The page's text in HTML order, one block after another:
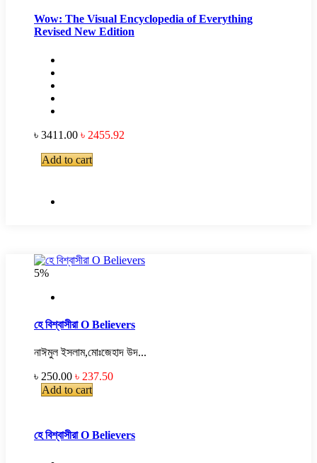
Wow: The Visual Encyclopedia of Everything
Revised New Edition
৳ 3411.00 ৳ 2455.92
Add to cart
5%
হে বিশ্বাসীরা O Believers
নাঈমুল ইসলাম,মোঃজেহাদ উদ...
৳ 250.00 ৳ 237.50
Add to cart
হে বিশ্বাসীরা O Believers